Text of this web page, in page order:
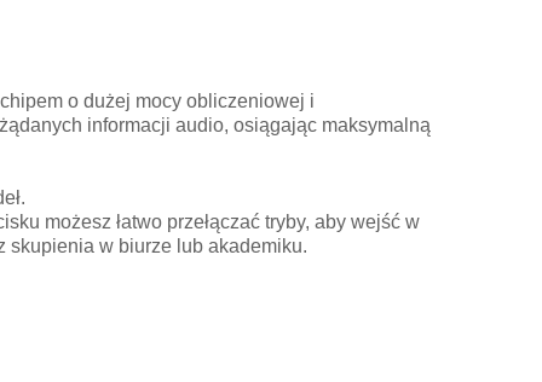
o dużej mocy obliczeniowej i
informacji audio, osiągając maksymalną
możesz łatwo przełączać tryby, aby wejść w
skupienia w biurze lub akademiku.